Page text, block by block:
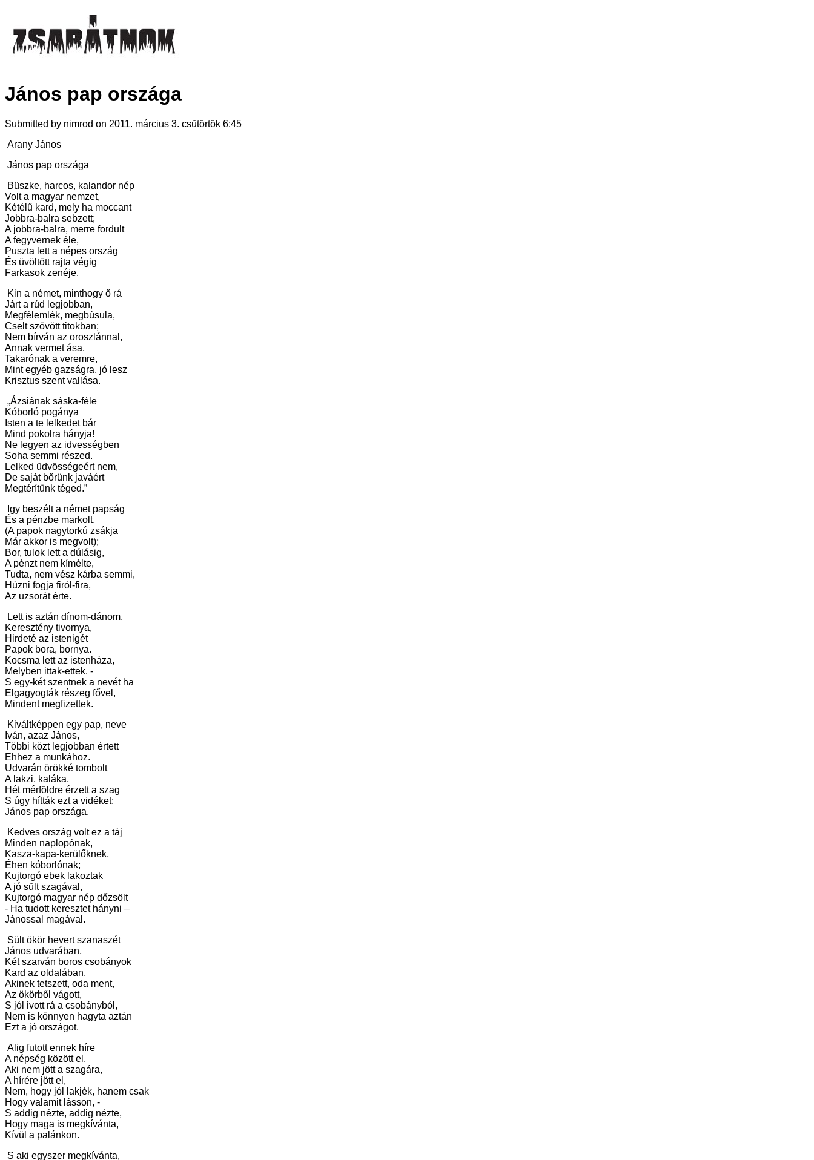
János pap országa
Submitted by nimrod on 2011. március 3. csütörtök 6:45
Arany János
János pap országa
Büszke, harcos, kalandor nép
Volt a magyar nemzet,
Kétélű kard, mely ha moccant
Jobbra-balra sebzett;
A jobbra-balra, merre fordult
A fegyvernek éle,
Puszta lett a népes ország
És üvöltött rajta végig
Farkasok zenéje.
Kin a német, minthogy ő rá
Járt a rúd legjobban,
Megfélemlék, megbúsula,
Cselt szövött titokban;
Nem bírván az oroszlánnal,
Annak vermet ása,
Takarónak a veremre,
Mint egyéb gazságra, jó lesz
Krisztus szent vallása.
„Ázsiának sáska-féle
Kóborló pogánya
Isten a te lelkedet bár
Mind pokolra hányja!
Ne legyen az idvességben
Soha semmi részed.
Lelked üdvösségeért nem,
De saját bőrünk javáért
Megtérítünk téged.”
Igy beszélt a német papság
És a pénzbe markolt,
(A papok nagytorkú zsákja
Már akkor is megvolt);
Bor, tulok lett a dúlásig,
A pénzt nem kímélte,
Tudta, nem vész kárba semmi,
Húzni fogja firól-fira,
Az uzsorát érte.
Lett is aztán dínom-dánom,
Keresztény tivornya,
Hirdeté az istenigét
Papok bora, bornya.
Kocsma lett az istenháza,
Melyben ittak-ettek. -
S egy-két szentnek a nevét ha
Elgagyogták részeg fővel,
Mindent megfizettek.
Kiváltképpen egy pap, neve
Iván, azaz János,
Többi közt legjobban értett
Ehhez a munkához.
Udvarán örökké tombolt
A lakzi, kaláka,
Hét mérföldre érzett a szag
S úgy hítták ezt a vidéket:
János pap országa.
Kedves ország volt ez a táj
Minden naplopónak,
Kasza-kapa-kerülőknek,
Éhen kóborlónak;
Kujtorgó ebek lakoztak
A jó sült szagával,
Kujtorgó magyar nép dőzsölt
- Ha tudott keresztet hányni –
Jánossal magával.
Sült ökör hevert szanaszét
János udvarában,
Két szarván boros csobányok
Kard az oldalában.
Akinek tetszett, oda ment,
Az ökörből vágott,
S jól ivott rá a csobányból,
Nem is könnyen hagyta aztán
Ezt a jó országot.
Alig futott ennek híre
A népség között el,
Aki nem jött a szagára,
A hírére jött el,
Nem, hogy jól lakjék, hanem csak
Hogy valamit lásson, -
S addig nézte, addig nézte,
Hogy maga is megkívánta,
Kívül a palánkon.
S aki egyszer megkívánta,